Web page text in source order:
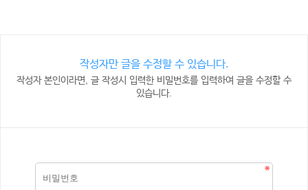
작성자만 글을 수정할 수 있습니다.
작성자 본인이라면, 글 작성시 입력한 비밀번호를 입력하여 글을 수정할 수
있습니다.